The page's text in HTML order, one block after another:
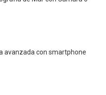
avanzada con smartphone